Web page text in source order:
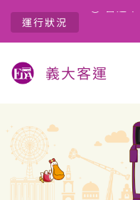
運行狀況
營運中
義大客運